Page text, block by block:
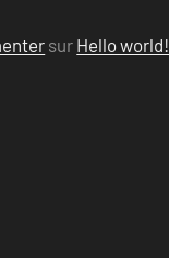
sur Hello world!